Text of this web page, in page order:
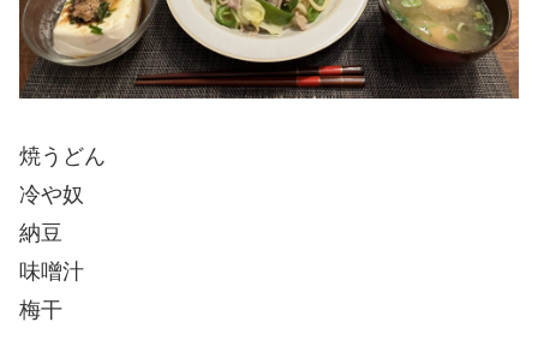
焼うどん
冷や奴
納豆
味噌汁
梅干